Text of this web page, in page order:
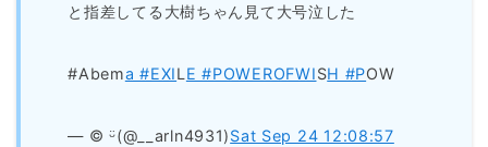
と指差してる大樹ちゃん見て大号泣した
#Abema #EXIL E #POWEROFWISH #POW
— ©️ ᵕ̈(@__arln4931)Sat Sep 24 12:08:57